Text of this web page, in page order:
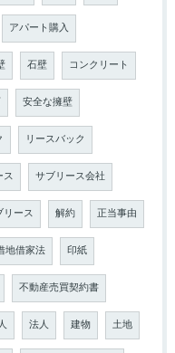
アパート購入
石壁 コンクリート
安全な擁壁
リースバック
ス サブリース会社
ース 解約 正当事由
地借家法 印紙
不動産売買契約書
法人 建物 土地